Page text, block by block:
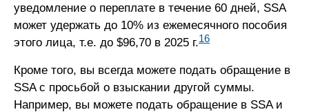
уведомление о переплате в течение 60 дней, SSA
может удержать до 10% из ежемесячного пособия
этого лица, т.е. до $96,70 в 2025 г.16
Кроме того, вы всегда можете подать обращение в
SSA с просьбой о взыскании другой суммы.
Например, вы можете подать обращение в SSA и